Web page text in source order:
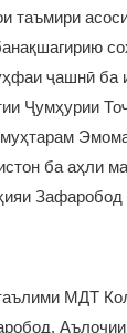
таъмири
ҷашнӣ ба
Ҷумҳурии
ба аҳли
МДТ